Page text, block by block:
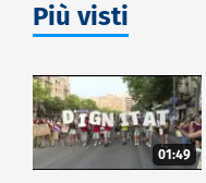
Più visti
01:49